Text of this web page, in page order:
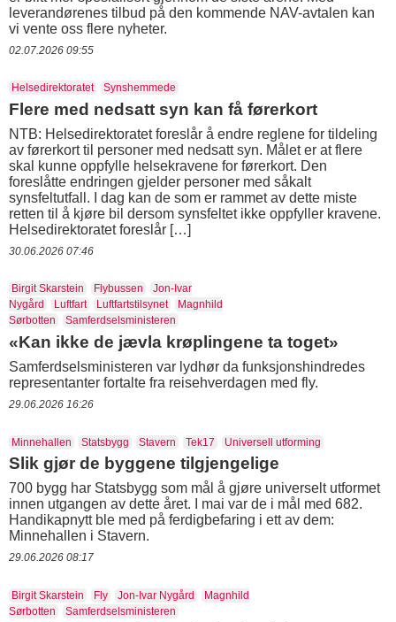
leverandørenes tilbud på den kommende NAV-avtalen kan
vi vente oss flere nyheter.
02.07.2026 09:55
Helsedirektoratet Synshemmede
Flere med nedsatt syn kan få førerkort
NTB: Helsedirektoratet foreslår å endre reglene for tildeling
av førerkort til personer med nedsatt syn. Målet er at flere
skal kunne oppfylle helsekravene for førerkort. Den
foreslåtte endringen gjelder personer med såkalt
synsfeltutfall. I dag kan de som er rammet av dette miste
retten til å kjøre bil dersom synsfeltet ikke oppfyller kravene.
Helsedirektoratet foreslår […]
30.06.2026 07:46
Birgit Skarstein Flybussen
Jon-Ivar
Nygård
Luftfart Luftfartstilsynet
Magnhild
Sørbotten
Samferdselsministeren
«Kan ikke de jævla krøplingene ta toget»
Samferdselsministeren var lydhør da funksjonshindredes
representanter fortalte fra reisehverdagen med fly.
29.06.2026 16:26
Minnehallen Statsbygg Stavern Tek17 Universell utforming
Slik gjør de byggene tilgjengelige
700 bygg har Statsbygg som mål å gjøre universelt utformet
innen utgangen av dette året. I mai var de i mål med 682.
Handikapnytt ble med på ferdigbefaring i ett av dem:
Minnehallen i Stavern.
29.06.2026 08:17
Birgit Skarstein Fly Jon-Ivar Nygård
Magnhild
Sørbotten
Samferdselsministeren